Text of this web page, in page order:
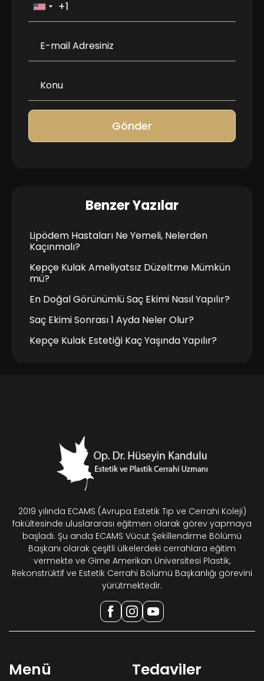
Gönder
Benzer Yazılar
Lipödem Hastaları Ne Yemeli, Nelerden
Kaçınmalı?
Kepçe Kulak Ameliyatsız Düzeltme Mümkün
mü?
En Doğal Görünümlü Saç Ekimi Nasıl Yapılır?
Saç Ekimi Sonrası 1 Ayda Neler Olur?
Kepçe Kulak Estetiği Kaç Yaşında Yapılır?
2019 yılında ECAMS (Avrupa Estetik Tıp ve Cerrahi Koleji)
fakültesinde uluslararası eğitmen olarak görev yapmaya
başladı. Şu anda ECAMS Vücut Şekillendirme Bölümü
Başkanı olarak çeşitli ülkelerdeki cerrahlara eğitim
vermekte ve Girne Amerikan Üniversitesi Plastik,
Rekonstrüktif ve Estetik Cerrahi Bölümü Başkanlığı görevini
yürütmektedir.
Menü Tedaviler